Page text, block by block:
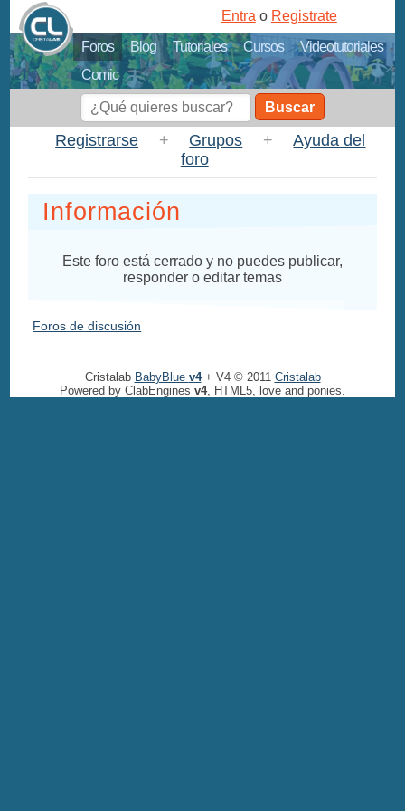
Foros Blog Tutoriales Cursos
Videotutoriales
Comic
Entra o Registrate
Buscar
Registrarse + Grupos +
Ayuda del
foro
Información
Este foro está cerrado y no puedes publicar,
responder o editar temas
Foros de discusión
Cristalab BabyBlue v4+ V4 © 2011 Cristalab
Powered by ClabEngines v4, HTML5, love and ponies.